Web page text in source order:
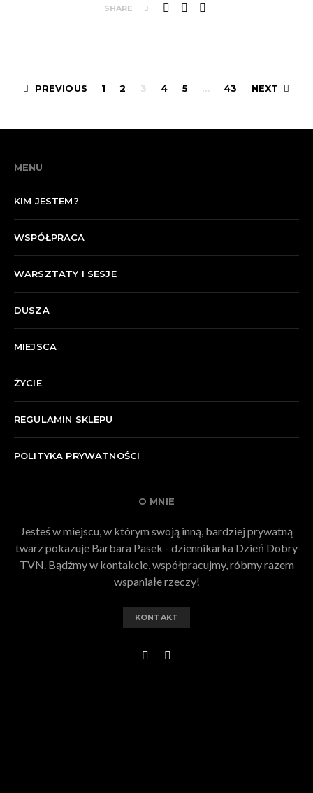
SHARE
Stronicowanie
PREVIOUS 1 2 3 4 5 … 43 NEXT
MENU
KIM JESTEM?
WSPÓŁPRACA
WARSZTATY I SESJE
DUSZA
MIEJSCA
ŻYCIE
REGULAMIN SKLEPU
POLITYKA PRYWATNOŚCI
O MNIE
Jesteś w miejscu, w którym swoją inną, bardziej prywatną
twarz pokazuje Barbara Pasek - dziennikarka Dzień Dobry
TVN. Bądźmy w kontakcie, współpracujmy, róbmy razem
wspaniałe rzeczy!
KONTAKT